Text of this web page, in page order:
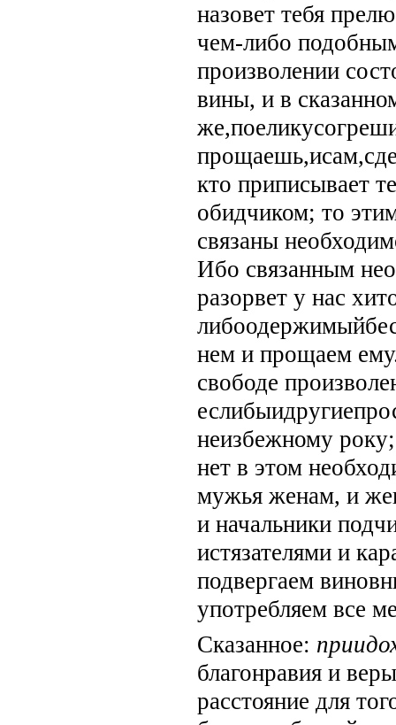
назовет тебя
чем-либо
произволении
вины, и в
кто приписывает
обидчиком; то
связаны
Ибо связанным
разорвет у нас
нем и прощаем
свободе
неизбежному
нет в этом
мужья женам, и
и начальники
истязателями и
подвергаем
употребляем все
Сказанное:
благонравия и
расстояние для